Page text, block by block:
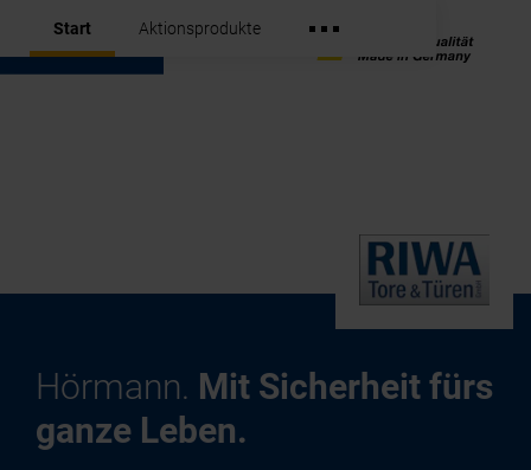
Start Aktionsprodukte
Hörmann. Mit Sicherheit fürs
ganze Leben.